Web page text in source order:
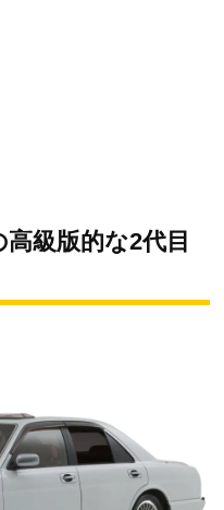
級版的な2代目